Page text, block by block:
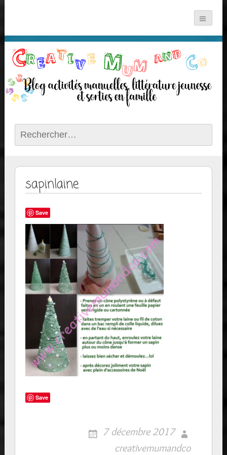
Rechercher :
sapinlaine
Save
Save
7 décembre 2017
creativemumandco